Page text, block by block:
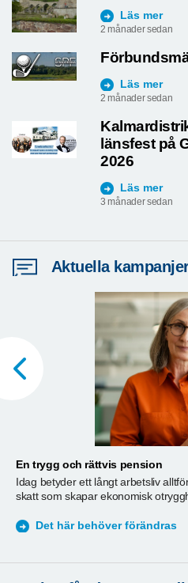
Läs mer
2 månader sedan
Läs mer
2 månader sedan
länsfest på
2026
Läs mer
3 månader sedan
Aktuella
En trygg och rättvis pension
Idag betyder ett långt arbetsliv
skatt som skapar ekonomisk
Det här behöver förändras